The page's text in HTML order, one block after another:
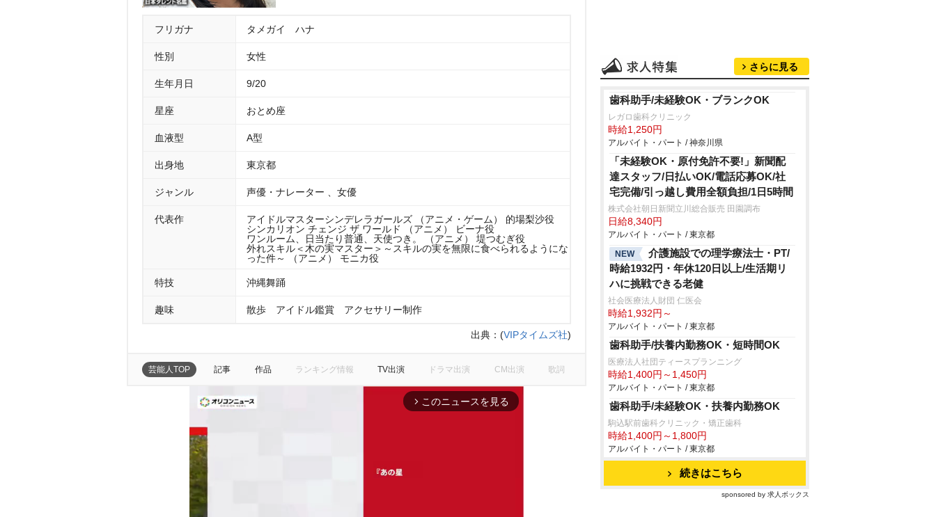
フリガナ タメガイ ハナ
性別 女性
生年月日 9/20
星座 おとめ座
血液型 A型
出身地 東京都
ジャンル 声優・ナレーター 、女優
代表作
アイドルマスターシンデレラガールズ （アニメ・ゲーム） 的場梨沙役
シンカリオン チェンジ ザ ワールド （アニメ） ビーナ役
ワンルーム、日当たり普通、天使つき。 （アニメ） 堤つむぎ役
外れスキル＜木の実マスター＞～スキルの実を無限に食べられるようにな
った件～ （アニメ） モニカ役
特技 沖縄舞踊
趣味 散歩 アイドル鑑賞 アクセサリー制作
出典： (VIPタイムズ社)
芸能人TOP 記事 作品 ランキング情報 TV出演 ドラマ出演 CM出演 歌詞
arrow_forward_ios このニュースを見る
さらに見る
歯科助手/未経験OK・ブランクOK
レガロ歯科クリニック
時給1,250円
アルバイト・パート / 神奈川県
「未経験OK・原付免許不要!」新聞配
達スタッフ/日払いOK/電話応募OK/社
宅完備/引っ越し費用全額負担/1日5時間
株式会社朝日新聞立川総合販売 田園調布
日給8,340円
アルバイト・パート / 東京都
NEW
介護施設での理学療法士・PT/
時給1932円・年休120日以上/生活期リ
ハに挑戦できる老健
社会医療法人財団 仁医会
時給1,932円～
アルバイト・パート / 東京都
歯科助手/扶養内勤務OK・短時間OK
医療法人社団ティースプランニング
時給1,400円～1,450円
アルバイト・パート / 東京都
歯科助手/未経験OK・扶養内勤務OK
駒込駅前歯科クリニック・矯正歯科
時給1,400円～1,800円
アルバイト・パート / 東京都
続きはこちら
sponsored by 求人ボックス